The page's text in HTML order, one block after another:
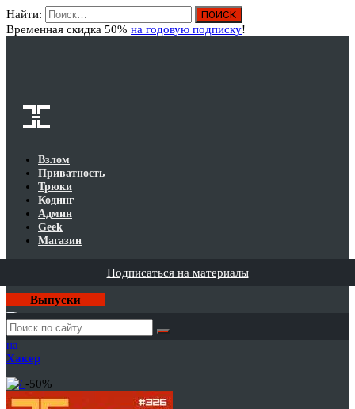
Найти:
Временная скидка 50% на годовую подписку!
Взлом
Приватность
Трюки
Кодинг
Админ
Geek
Магазин
Подписаться на материалы
Выпуски
Годовая
подписка
на
Хакер
-50%